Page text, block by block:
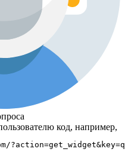
код, например,